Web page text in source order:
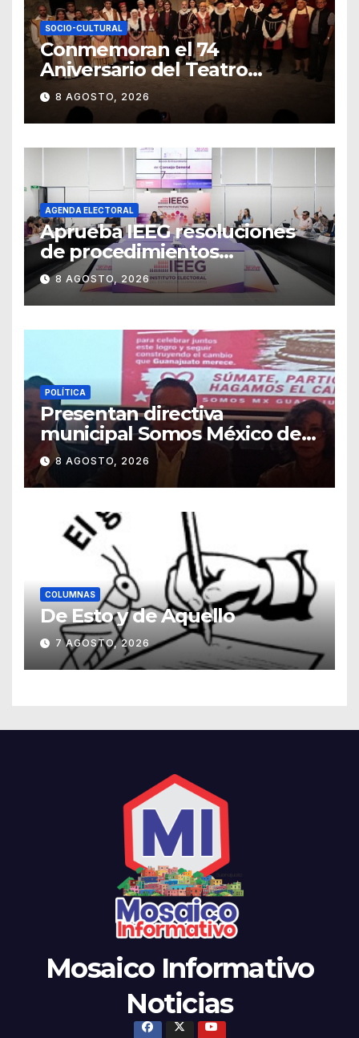
SOCIO-CULTURAL
Conmemoran el 74
Aniversario del Teatro
Universitario con una
representación del
“Retablillo jovial”
8 AGOSTO, 2026
AGENDA ELECTORAL
Aprueba IEEG resoluciones
de procedimientos
sancionadores
8 AGOSTO, 2026
POLÍTICA
Presentan directiva
municipal Somos México de
Guanajuato
8 AGOSTO, 2026
COLUMNAS
De Esto y de Aquello
7 AGOSTO, 2026
Mosaico Informativo
Noticias